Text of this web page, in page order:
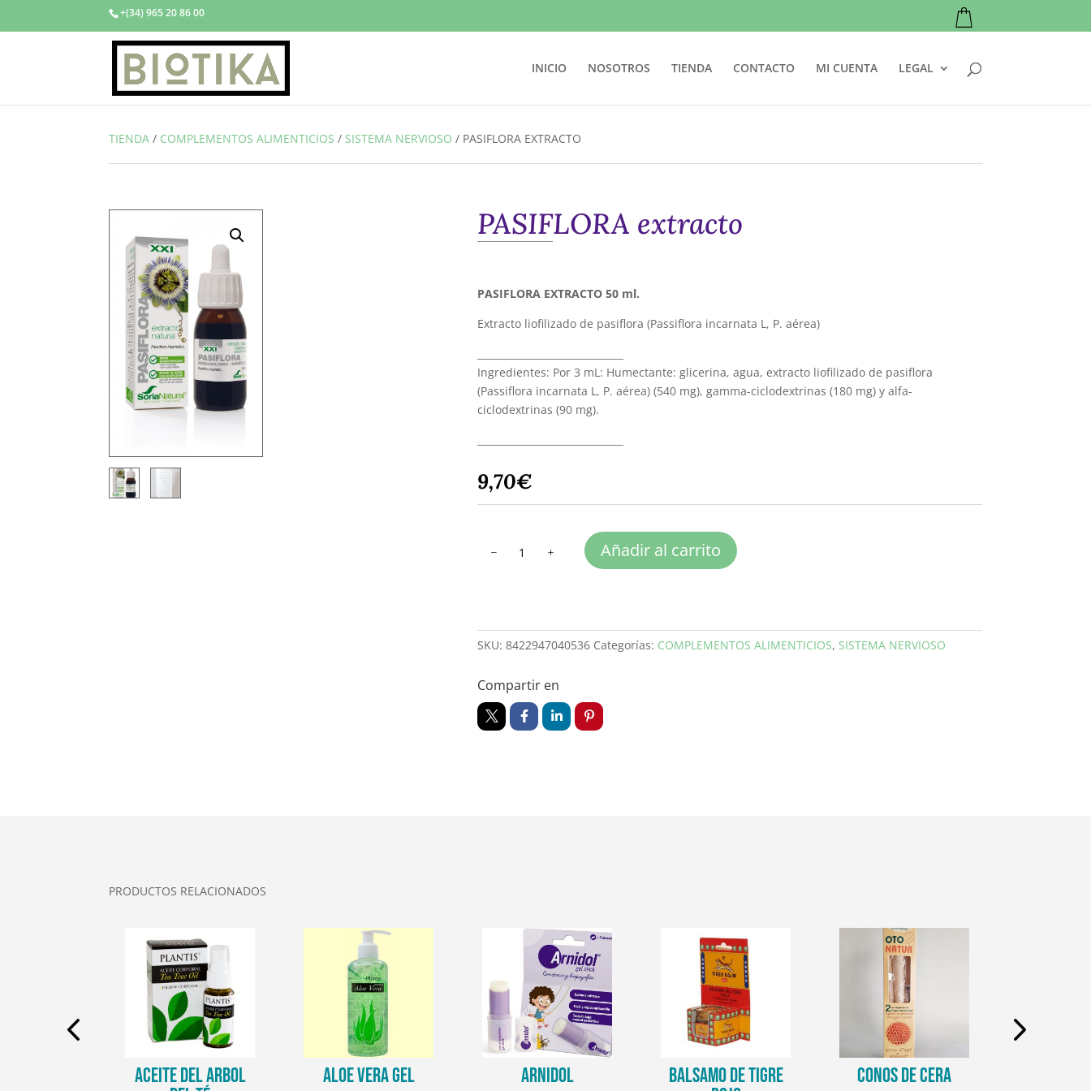
+(34) 965 20 86 00
INICIO NOSOTROS TIENDA CONTACTO MI CUENTA LEGAL
TIENDA / COMPLEMENTOS ALIMENTICIOS / SISTEMA NERVIOSO / PASIFLORA EXTRACTO
PASIFLORA extracto
PASIFLORA EXTRACTO 50 ml.
Extracto liofilizado de pasiflora (Passiflora incarnata L, P. aérea)
Ingredientes: Por 3 mL: Humectante: glicerina, agua, extracto liofilizado de pasiflora
(Passiflora incarnata L, P. aérea) (540 mg), gamma-ciclodextrinas (180 mg) y alfa-
ciclodextrinas (90 mg).
9,70€
extracto
Añadir al carrito
SKU: 8422947040536 Categorías: COMPLEMENTOS ALIMENTICIOS, SISTEMA NERVIOSO
Compartir en
PRODUCTOS RELACIONADOS
ACEITE DEL ARBOL
ALOE VERA GEL ARNIDOL
BALSAMO DE TIGRE
CONOS DE CERA